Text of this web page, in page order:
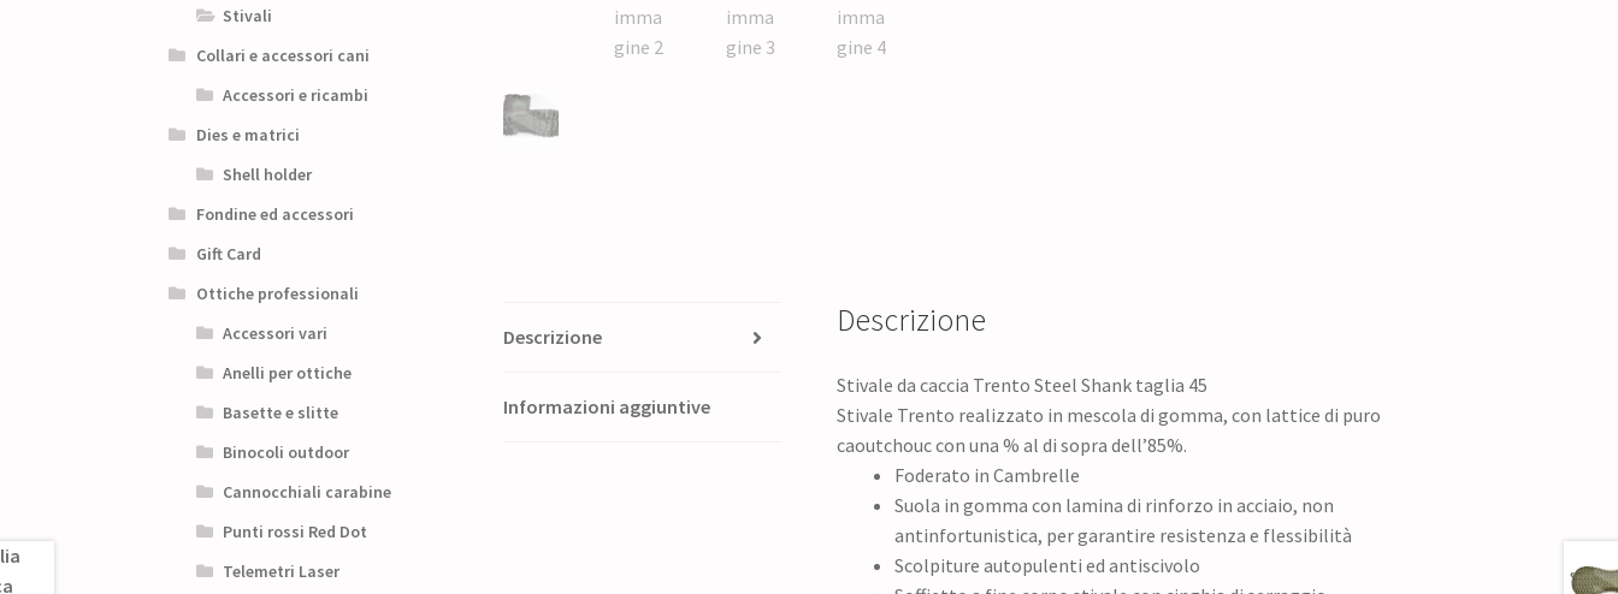
Descrizione
Informazioni aggiuntive
Descrizione
Stivale da caccia Trento Steel Shank taglia 45
Stivale Trento realizzato in mescola di gomma, con lattice di puro
caoutchouc con una % al di sopra dell’85%.
Foderato in Cambrelle
Suola in gomma con lamina di rinforzo in acciaio, non
antinfortunistica, per garantire resistenza e flessibilità
Scolpiture autopulenti ed antiscivolo
Stivali
Collari e accessori cani
Accessori e ricambi
Dies e matrici
Shell holder
Fondine ed accessori
Gift Card
Ottiche professionali
Accessori vari
Anelli per ottiche
Basette e slitte
Binocoli outdoor
Cannocchiali carabine
Punti rossi Red Dot
Telemetri Laser